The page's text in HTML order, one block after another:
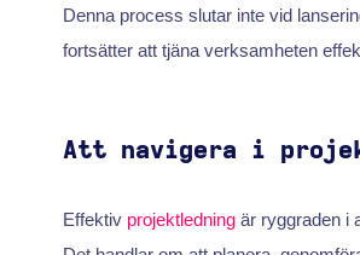
Denna process slutar inte vid
fortsätter att tjäna verksamheten
Att navigera i
Effektiv projektledningär ryggraden i